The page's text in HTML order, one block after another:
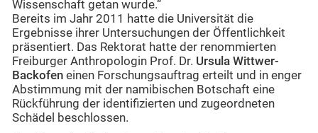
Wissenschaft getan wurde.“
Bereits im Jahr 2011 hatte die Universität die
Ergebnisse ihrer Untersuchungen der Öffentlichkeit
präsentiert. Das Rektorat hatte der renommierten
Freiburger Anthropologin Prof. Dr. Ursula Wittwer-
Backofen einen Forschungsauftrag erteilt und in enger
Abstimmung mit der namibischen Botschaft eine
Rückführung der identifizierten und zugeordneten
Schädel beschlossen.